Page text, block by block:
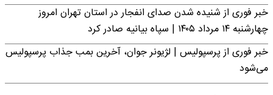
خبر فوری از شنیده شدن صدای انفجار در استان تهران امروز
چهارشنبه ۱۴ مرداد ۱۴۰۵ | سپاه بیانیه صادر کرد
خبر فوری از پرسپولیس | لژیونر جوان، آخرین بمب جذاب پرسپولیس
می‌شود